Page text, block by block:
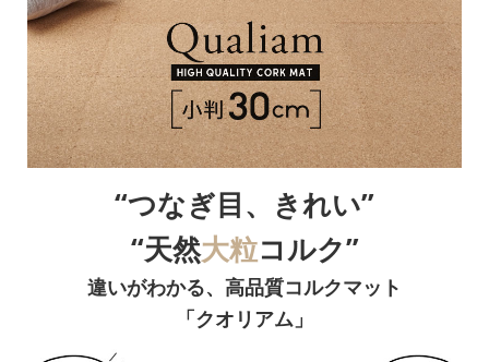
“つなぎ目、きれい”
“天然大粒コルク”
違いがわかる、高品質コルクマット
「クオリアム」